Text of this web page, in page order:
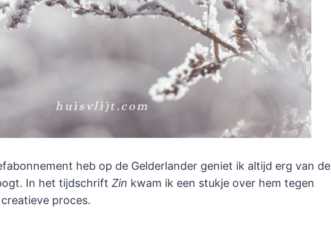
heb op de Gelderlander geniet ik altijd erg van de
In het tijdschrift Zin kwam ik een stukje over hem tegen
proces.